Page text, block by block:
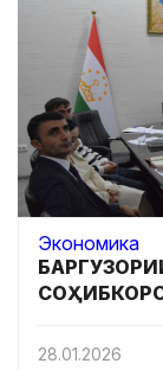
Экономика
28.01.2026